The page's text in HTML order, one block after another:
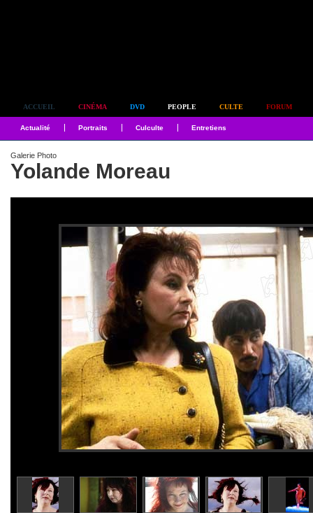
ACCUEIL CINÉMA DVD PEOPLE CULTE FORUM
Actualité Portraits Culculte Entretiens
Galerie Photo
Yolande Moreau